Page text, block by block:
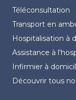
Téléconsultation
Transport en
Hospitalisation à
Assistance à
Infirmier à
Découvrir tous